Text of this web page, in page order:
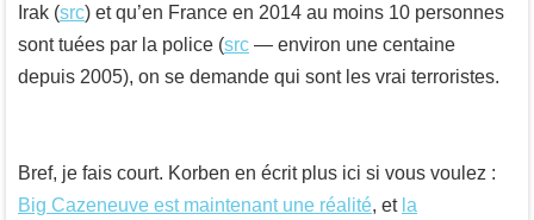
Irak (src) et qu’en France en 2014 au moins 10 personnes
sont tuées par la police (src — environ une centaine
depuis 2005), on se demande qui sont les vrai terroristes.
Bref, je fais court. Korben en écrit plus ici si vous voulez :
Big Cazeneuve est maintenant une réalité, et la